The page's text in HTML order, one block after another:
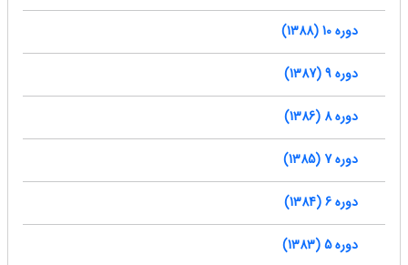
دوره 10 (1388)
دوره 9 (1387)
دوره 8 (1386)
دوره 7 (1385)
دوره 6 (1384)
دوره 5 (1383)